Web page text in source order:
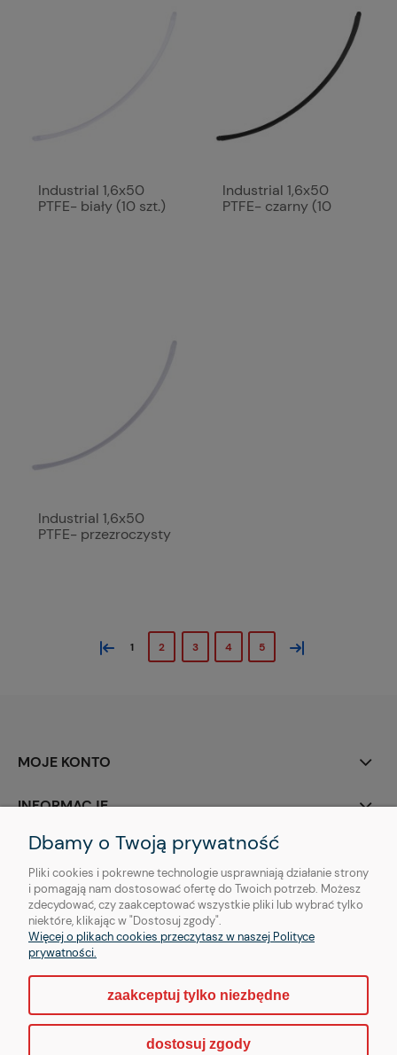
Industrial 1,6x50
PTFE- biały (10 szt.)
Industrial 1,6x50
PTFE- czarny (10
Industrial 1,6x50
PTFE- przezroczysty
« 1 2 3 4 5 »
MOJE KONTO
INFORMACJE
O NAS
Copyright © | OTHER Piercing sp. z o. o.
pokaż pełną wersję strony
Dbamy o Twoją prywatność
Pliki cookies i pokrewne technologie usprawniają działanie strony
i pomagają nam dostosować ofertę do Twoich potrzeb. Możesz
zdecydować, czy zaakceptować wszystkie pliki lub wybrać tylko
niektóre, klikając w "Dostosuj zgody".
Więcej o plikach cookies przeczytasz w naszej Polityce
prywatności.
zaakceptuj tylko niezbędne
dostosuj zgody